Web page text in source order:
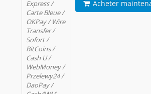
Express /
Carte Bleue /
OKPay / Wire
Transfer /
Sofort /
BitCoins /
Cash U /
WebMoney /
Przelewy24 /
DaoPay /
Acheter